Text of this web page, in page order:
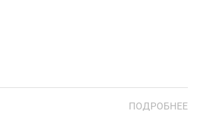
ПОДРОБНЕЕ